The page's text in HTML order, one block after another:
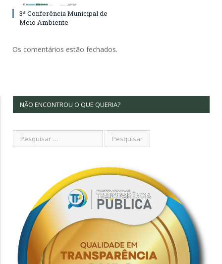
3ª Conferência Municipal de
Meio Ambiente
Os comentários estão fechados.
NÃO ENCONTROU O QUE QUERIA?